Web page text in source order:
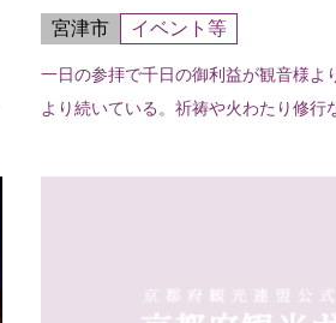
宮津市 イベント等
一日の参拝で千日の御利益が観音様よ
より続いている。祈祷や火わたり修行